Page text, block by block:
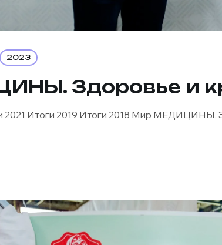
2023
Здоровье и
2021 Итоги 2019 Итоги 2018 Мир МЕДИЦИНЫ.